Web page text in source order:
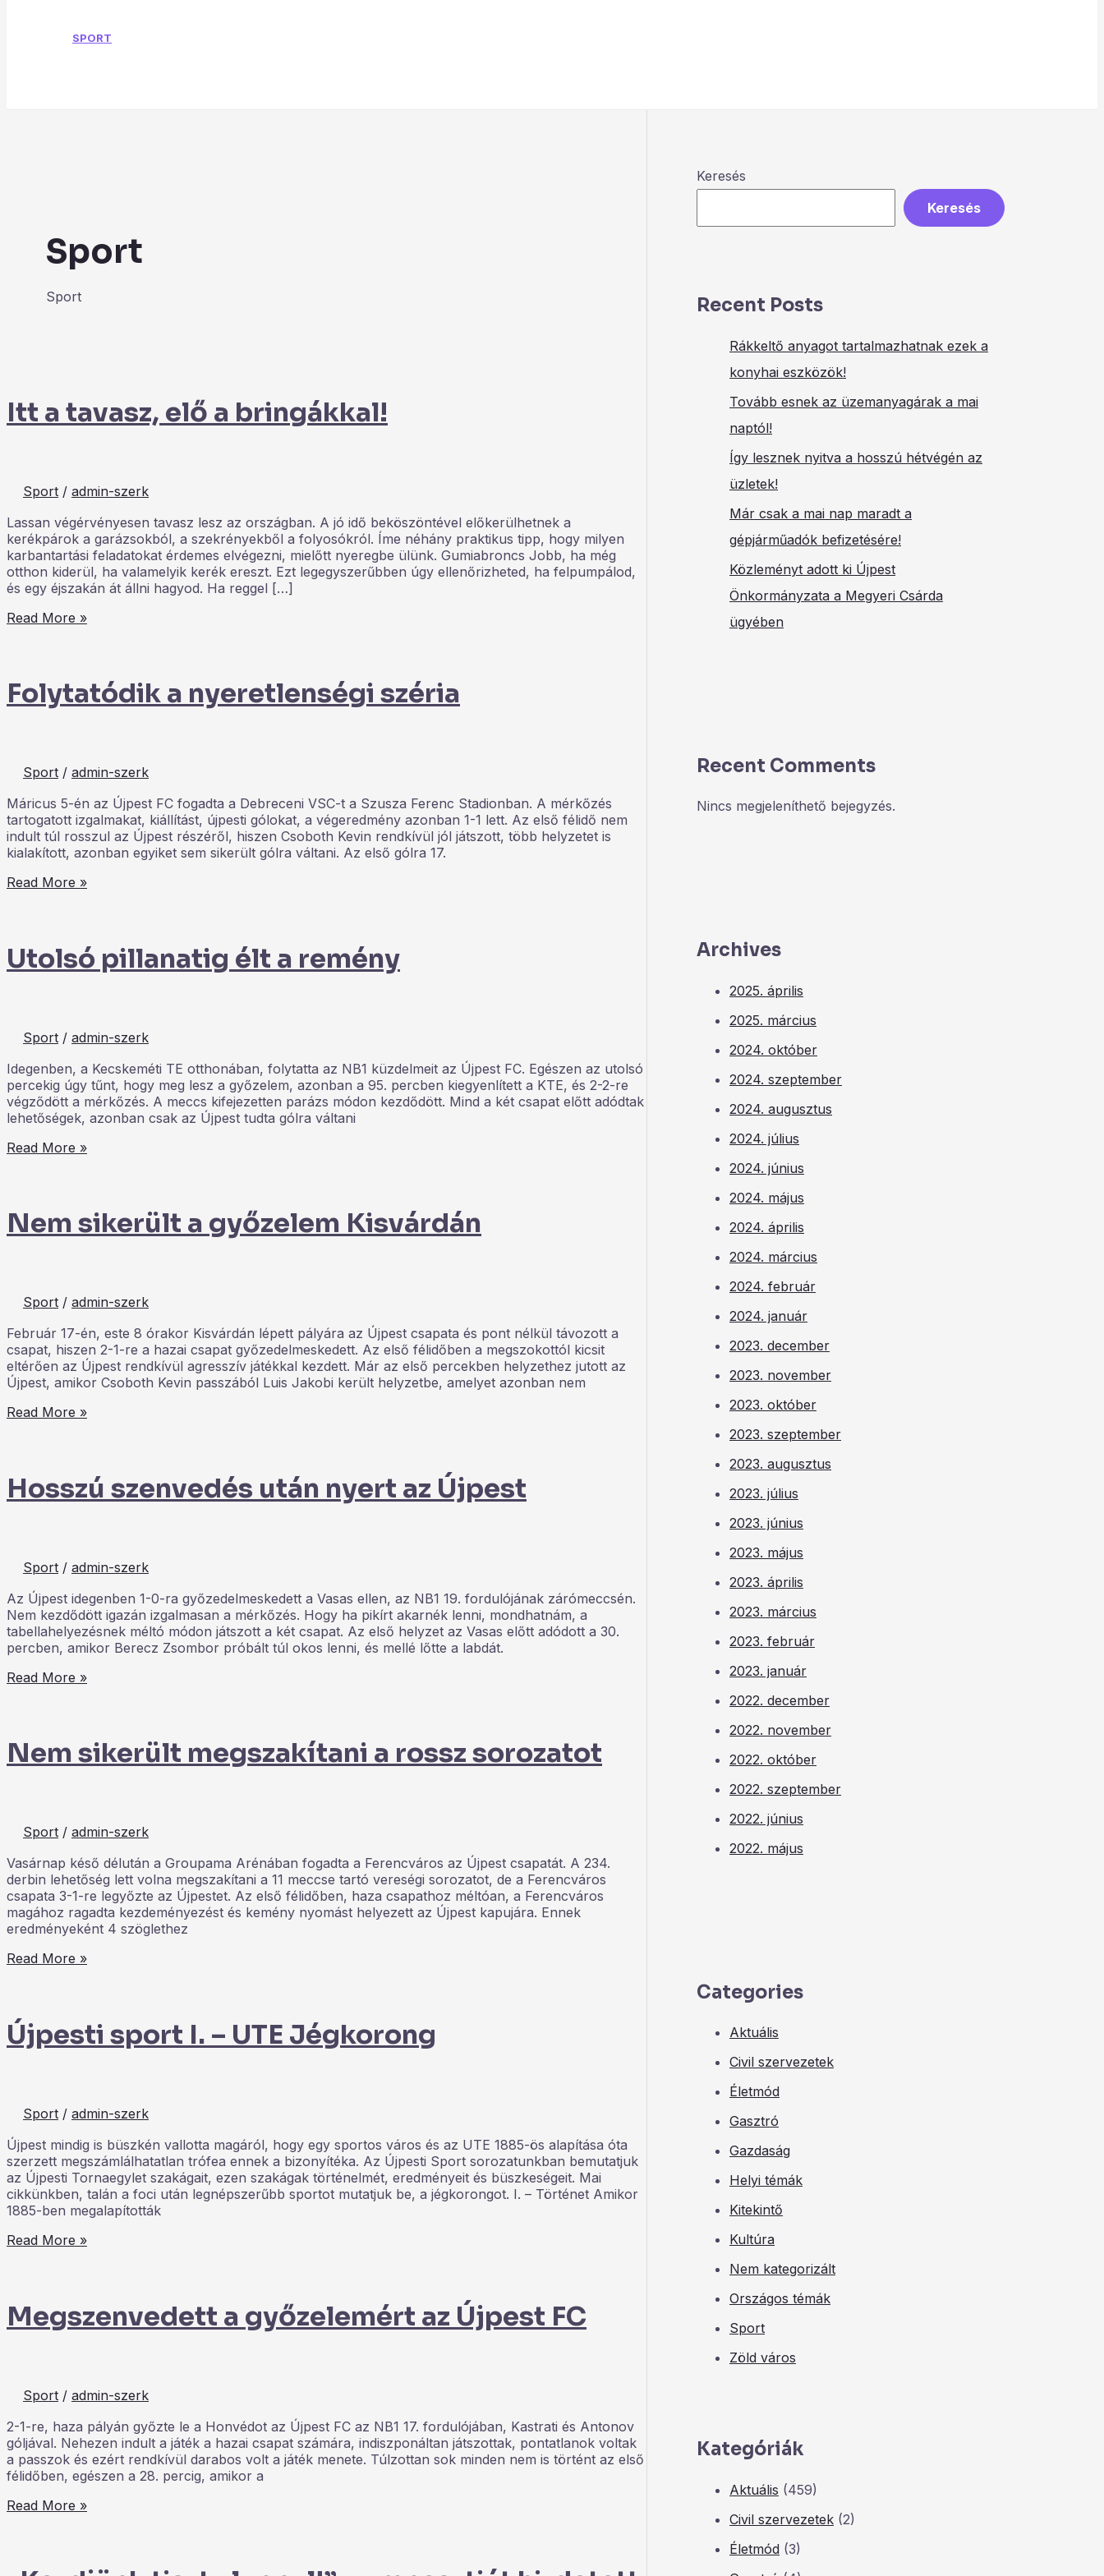
SPORT
Sport
Sport
Itt a tavasz, elő a bringákkal!
Sport / admin-szerk
Lassan végérvényesen tavasz lesz az országban. A jó idő beköszöntével előkerülhetnek a
kerékpárok a garázsokból, a szekrényekből a folyosókról. Íme néhány praktikus tipp, hogy milyen
karbantartási feladatokat érdemes elvégezni, mielőtt nyeregbe ülünk. Gumiabroncs Jobb, ha még
otthon kiderül, ha valamelyik kerék ereszt. Ezt legegyszerűbben úgy ellenőrizheted, ha felpumpálod,
és egy éjszakán át állni hagyod. Ha reggel […]
Read More »
Folytatódik a nyeretlenségi széria
Sport / admin-szerk
Máricus 5-én az Újpest FC fogadta a Debreceni VSC-t a Szusza Ferenc Stadionban. A mérkőzés
tartogatott izgalmakat, kiállítást, újpesti gólokat, a végeredmény azonban 1-1 lett. Az első félidő nem
indult túl rosszul az Újpest részéről, hiszen Csoboth Kevin rendkívül jól játszott, több helyzetet is
kialakított, azonban egyiket sem sikerült gólra váltani. Az első gólra 17.
Read More »
Utolsó pillanatig élt a remény
Sport / admin-szerk
Idegenben, a Kecskeméti TE otthonában, folytatta az NB1 küzdelmeit az Újpest FC. Egészen az utolsó
percekig úgy tűnt, hogy meg lesz a győzelem, azonban a 95. percben kiegyenlített a KTE, és 2-2-re
végződött a mérkőzés. A meccs kifejezetten parázs módon kezdődött. Mind a két csapat előtt adódtak
lehetőségek, azonban csak az Újpest tudta gólra váltani
Read More »
Nem sikerült a győzelem Kisvárdán
Sport / admin-szerk
Február 17-én, este 8 órakor Kisvárdán lépett pályára az Újpest csapata és pont nélkül távozott a
csapat, hiszen 2-1-re a hazai csapat győzedelmeskedett. Az első félidőben a megszokottól kicsit
eltérően az Újpest rendkívül agresszív játékkal kezdett. Már az első percekben helyzethez jutott az
Újpest, amikor Csoboth Kevin passzából Luis Jakobi került helyzetbe, amelyet azonban nem
Read More »
Hosszú szenvedés után nyert az Újpest
Sport / admin-szerk
Az Újpest idegenben 1-0-ra győzedelmeskedett a Vasas ellen, az NB1 19. fordulójának zárómeccsén.
Nem kezdődött igazán izgalmasan a mérkőzés. Hogy ha pikírt akarnék lenni, mondhatnám, a
tabellahelyezésnek méltó módon játszott a két csapat. Az első helyzet az Vasas előtt adódott a 30.
percben, amikor Berecz Zsombor próbált túl okos lenni, és mellé lőtte a labdát.
Read More »
Nem sikerült megszakítani a rossz sorozatot
Sport / admin-szerk
Vasárnap késő délután a Groupama Arénában fogadta a Ferencváros az Újpest csapatát. A 234.
derbin lehetőség lett volna megszakítani a 11 meccse tartó vereségi sorozatot, de a Ferencváros
csapata 3-1-re legyőzte az Újpestet. Az első félidőben, haza csapathoz méltóan, a Ferencváros
magához ragadta kezdeményezést és kemény nyomást helyezett az Újpest kapujára. Ennek
eredményeként 4 szöglethez
Read More »
Újpesti sport I. – UTE Jégkorong
Sport / admin-szerk
Újpest mindig is büszkén vallotta magáról, hogy egy sportos város és az UTE 1885-ös alapítása óta
szerzett megszámlálhatatlan trófea ennek a bizonyítéka. Az Újpesti Sport sorozatunkban bemutatjuk
az Újpesti Tornaegylet szakágait, ezen szakágak történelmét, eredményeit és büszkeségeit. Mai
cikkünkben, talán a foci után legnépszerűbb sportot mutatjuk be, a jégkorongot. I. – Történet Amikor
1885-ben megalapították
Read More »
Megszenvedett a győzelemért az Újpest FC
Sport / admin-szerk
2-1-re, haza pályán győzte le a Honvédot az Újpest FC az NB1 17. fordulójában, Kastrati és Antonov
góljával. Nehezen indult a játék a hazai csapat számára, indiszponáltan játszottak, pontatlanok voltak
a passzok és ezért rendkívül darabos volt a játék menete. Túlzottan sok minden nem is történt az első
félidőben, egészen a 28. percig, amikor a
Read More »
Keresés
Keresés
Recent Posts
Rákkeltő anyagot tartalmazhatnak ezek a
konyhai eszközök!
Tovább esnek az üzemanyagárak a mai
naptól!
Így lesznek nyitva a hosszú hétvégén az
üzletek!
Már csak a mai nap maradt a
gépjárműadók befizetésére!
Közleményt adott ki Újpest
Önkormányzata a Megyeri Csárda
ügyében
Recent Comments
Nincs megjeleníthető bejegyzés.
Archives
2025. április
2025. március
2024. október
2024. szeptember
2024. augusztus
2024. július
2024. június
2024. május
2024. április
2024. március
2024. február
2024. január
2023. december
2023. november
2023. október
2023. szeptember
2023. augusztus
2023. július
2023. június
2023. május
2023. április
2023. március
2023. február
2023. január
2022. december
2022. november
2022. október
2022. szeptember
2022. június
2022. május
Categories
Aktuális
Civil szervezetek
Életmód
Gasztró
Gazdaság
Helyi témák
Kitekintő
Kultúra
Nem kategorizált
Országos témák
Sport
Zöld város
Kategóriák
Aktuális (459)
Civil szervezetek (2)
Életmód (3)